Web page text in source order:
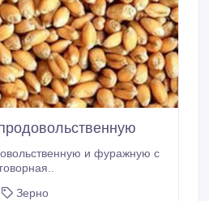
и фуражную с
Зерно